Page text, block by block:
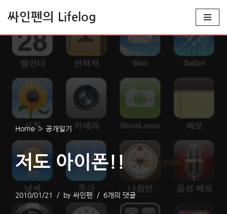
츠
건
싸인펜의 Lifelog
Home» 공개일기
저도 아이폰!!
2010/01/21 by 싸인펜 6개의 댓글